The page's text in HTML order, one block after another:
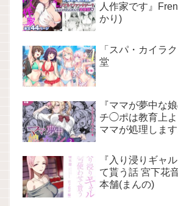
人作家です』
かり)
「スパ・カイラ
堂
『ママが夢中な
チ◯ポは教育上
ママが処理しま
『入り浸りギャ
て貰う話 宮下花
本舗(まんの)